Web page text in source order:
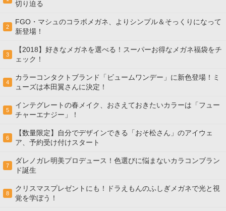
切り迫る
2
FGO・マシュのコラボメガネ、よりシンプル＆そっくりになって
新登場！
3
【2018】好きなメガネを選べる！スーパーお得なメガネ福袋をチ
ェック！
4
カラーコンタクトブランド「ビュームワンデー」に新色登場！ミ
ューズは本田翼さんに決定！
5
インテグレートの春メイク、おさえておきたいカラーは「フュー
チャーエナジー」！
6
【数量限定】自分でデザインできる「おそ松さん」のアイウェ
ア、予約受け付けスタート
7
ダレノガレ明美プロデュース！色選びに悩まないカラコンブラン
ド誕生
8
クリスマスプレゼントにも！ドラえもんのふしぎメガネで光と視
覚を学ぼう！